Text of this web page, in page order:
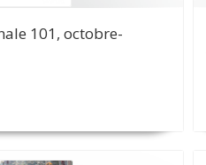
101, octobre-